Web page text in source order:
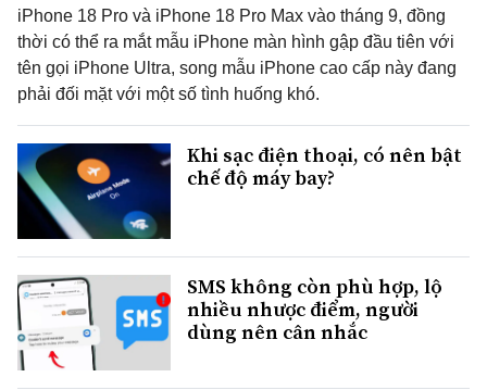
iPhone 18 Pro và iPhone 18 Pro Max vào tháng 9, đồng
thời có thể ra mắt mẫu iPhone màn hình gập đầu tiên với
tên gọi iPhone Ultra, song mẫu iPhone cao cấp này đang
phải đối mặt với một số tình huống khó.
Khi sạc điện thoại, có nên bật
chế độ máy bay?
SMS không còn phù hợp, lộ
nhiều nhược điểm, người
dùng nên cân nhắc